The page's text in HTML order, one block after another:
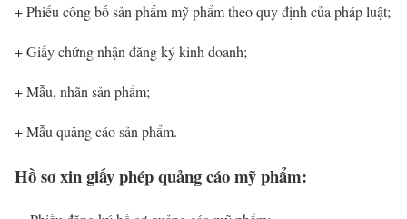
+ Phiếu công bố sản phẩm mỹ phẩm theo quy định của pháp luật;
+ Giấy chứng nhận đăng ký kinh doanh;
+ Mẫu, nhãn sản phẩm;
+ Mẫu quảng cáo sản phẩm.
Hồ sơ xin giấy phép quảng cáo mỹ phẩm: